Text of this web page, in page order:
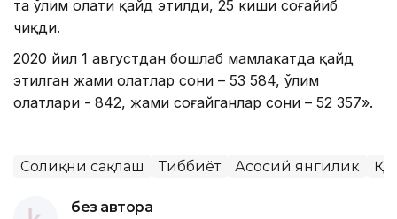
та ўлим ҳолати қайд этилди, 25 киши соғайиб
чиқди.
2020 йил 1 августдан бошлаб мамлакатда қайд
этилган жами ҳолатлар сони – 53 584, ўлим
ҳолатлари - 842, жами соғайганлар сони – 52 357».
Соғлиқни сақлаш Тиббиёт Асосий янгилик ҚР
без автора